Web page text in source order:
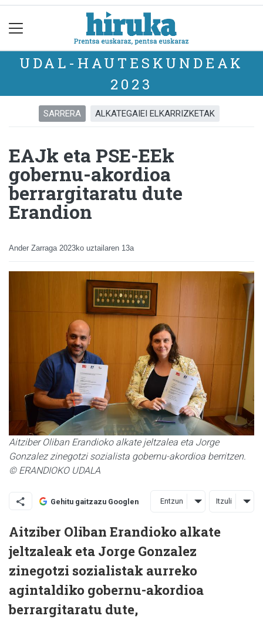
UDAL-HAUTESKUNDEAK
2023
SARRERA ALKATEGAIEI ELKARRIZKETAK
EAJk eta PSE-EEk
gobernu-akordioa
berrargitaratu dute
Erandion
Ander Zarraga 2023ko uztailaren 13a
Aitziber Oliban Erandioko alkate jeltzalea eta Jorge
Gonzalez zinegotzi sozialista gobernu-akordioa berritzen.
© ERANDIOKO UDALA
Gehitu gaitzazu Googlen Entzun Itzuli
Aitziber Oliban Erandioko alkate
jeltzaleak eta Jorge Gonzalez
zinegotzi sozialistak aurreko
agintaldiko gobernu-akordioa
berrargitaratu dute,